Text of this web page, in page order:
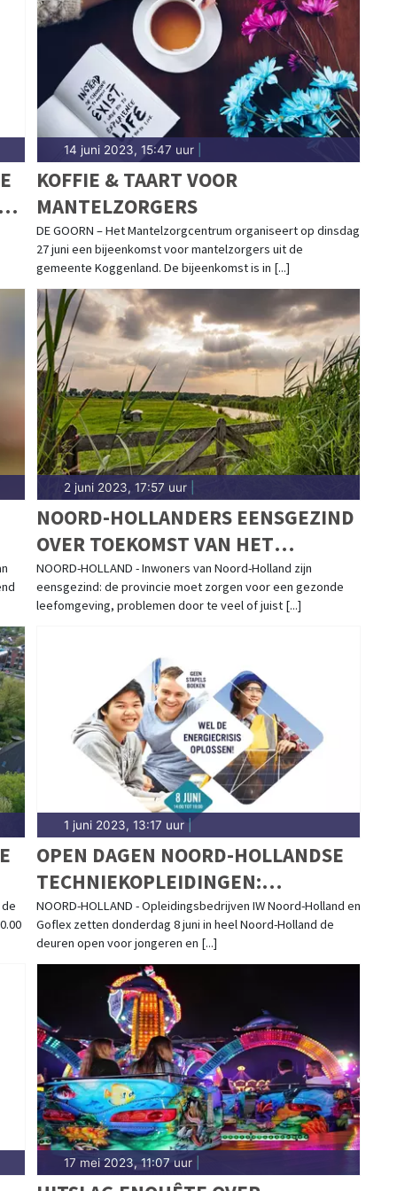
14 juni 2023, 15:47 uur|
KOFFIE & TAART VOOR
MANTELZORGERS
DE GOORN – Het Mantelzorgcentrum organiseert op dinsdag
27 juni een bijeenkomst voor mantelzorgers uit de
gemeente Koggenland. De bijeenkomst is in [...]
2 juni 2023, 17:57 uur|
NOORD-HOLLANDERS EENSGEZIND
OVER TOEKOMST VAN HET
LANDELIJK GEBIED
NOORD-HOLLAND - Inwoners van Noord-Holland zijn
eensgezind: de provincie moet zorgen voor een gezonde
leefomgeving, problemen door te veel of juist [...]
1 juni 2023, 13:17 uur|
OPEN DAGEN NOORD-HOLLANDSE
TECHNIEKOPLEIDINGEN:
PRAKTIJKOPLEIDINGEN
INSTALLATIEBRANCHE BIEDEN
VEEL PERSPECTIEF DOOR
ENERGIETRANSITIE
NOORD-HOLLAND - Opleidingsbedrijven IW Noord-Holland en
Goflex zetten donderdag 8 juni in heel Noord-Holland de
deuren open voor jongeren en [...]
17 mei 2023, 11:07 uur|